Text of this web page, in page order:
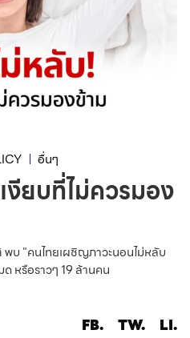
อื่นๆ
ยบที่ไม่ควรมอง
บ "คนไทยเผชิญภาวะนอนไม่หลับ
หรือราวๆ 19 ล้านคน
FB. TW. LI.